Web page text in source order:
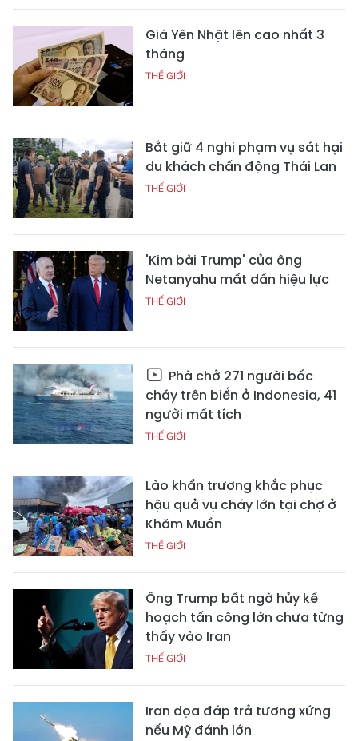
Giá Yên Nhật lên cao nhất 3
tháng
THẾ GIỚI
Bắt giữ 4 nghi phạm vụ sát hại
du khách chấn động Thái Lan
THẾ GIỚI
'Kim bài Trump' của ông
Netanyahu mất dần hiệu lực
THẾ GIỚI
Phà chở 271 người bốc
cháy trên biển ở Indonesia, 41
người mất tích
THẾ GIỚI
Lào khẩn trương khắc phục
hậu quả vụ cháy lớn tại chợ ở
Khăm Muồn
THẾ GIỚI
Ông Trump bất ngờ hủy kế
hoạch tấn công lớn chưa từng
thấy vào Iran
THẾ GIỚI
Iran dọa đáp trả tương xứng
nếu Mỹ đánh lớn